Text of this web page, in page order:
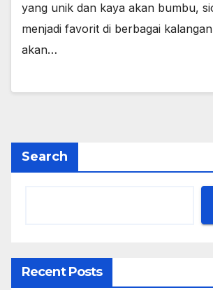
yang unik dan kaya akan bumbu,
menjadi favorit di berbagai
akan…
Search
Recent Posts